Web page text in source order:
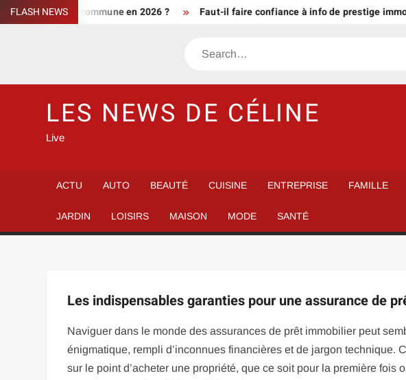
Skip
to
FLASH NEWS
d’une commune en 2026 ? Faut-il faire confiance à info de prestige immobilier
Search
LES NEWS DE CÉLINE
Live
ACTU AUTO BEAUTÉ CUISINE ENTREPRISE FAMILLE
JARDIN LOISIRS MAISON MODE SANTÉ
Les indispensables garanties pour une assurance de
Naviguer dans le monde des assurances de prêt immobilier peut
énigmatique, rempli d’inconnues financières et de jargon technique.
sur le point d’acheter une propriété, que ce soit pour la première fois